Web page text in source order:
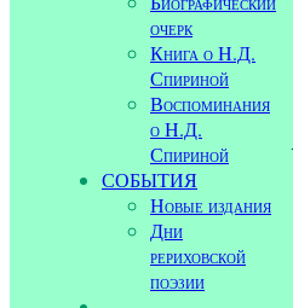
очерк
Книга о Н.Д.
Спириной
Воспоминания
о Н.Д.
Спириной
СОБЫТИЯ
Новые издания
Дни
рериховской
поэзии